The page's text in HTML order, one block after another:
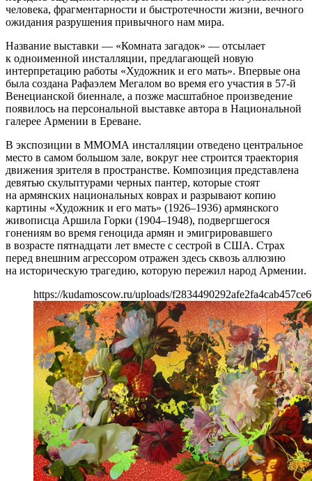
человека, фрагментарности и быстротечности жизни, вечного
ожидания разрушения привычного нам мира.
Название выставки — «Комната загадок» — отсылает
к одноименной инсталляции, предлагающей новую
интерпретацию работы «Художник и его мать». Впервые она
была создана Рафаэлем Мегалом во время его участия в 57-й
Венецианской биеннале, а позже масштабное произведение
появилось на персональной выставке автора в Национальной
галерее Армении в Ереване.
В экспозиции в ММОМА инсталляции отведено центральное
место в самом большом зале, вокруг нее строится траектория
движения зрителя в пространстве. Композиция представлена
девятью скульптурами черных пантер, которые стоят
на армянских национальных коврах и разрывают копию
картины «Художник и его мать» (1926–1936) армянского
живописца Аршила Горки (1904–1948), подвергшегося
гонениям во время геноцида армян и эмигрировавшего
в возрасте пятнадцати лет вместе с сестрой в США. Страх
перед внешним агрессором отражен здесь сквозь аллюзию
на историческую трагедию, которую пережил народ Армении.
https://kudamoscow.ru/uploads/